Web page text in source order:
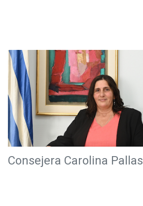
Consejera Carolina Pallas